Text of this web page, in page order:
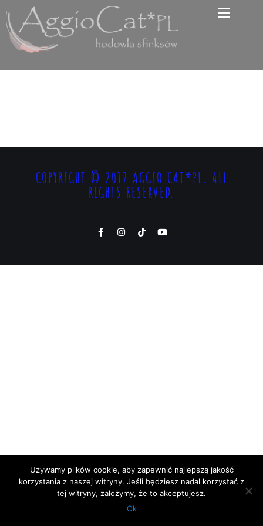
COPYRIGHT © 2017 AGGIO CAT*PL. ALL
RIGHTS RESERVED.
Używamy plików cookie, aby zapewnić najlepszą jakość
korzystania z naszej witryny. Jeśli będziesz nadal korzystać z
tej witryny, założymy, że to akceptujesz.
Ok